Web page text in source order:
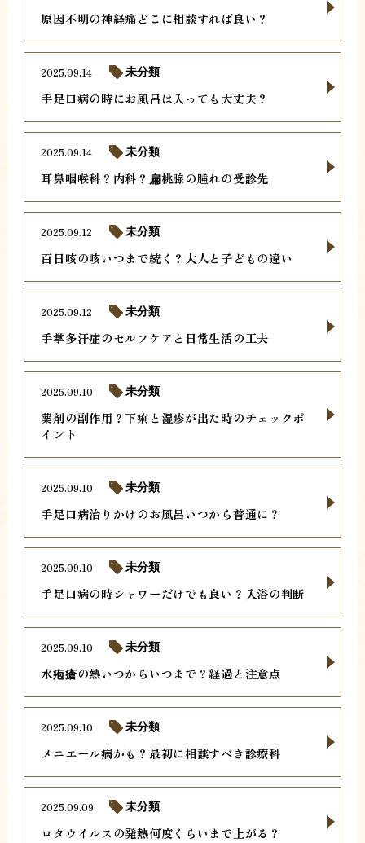
原因不明の神経痛どこに相談すれば良い？
手足口病の時にお風呂は入っても大丈夫？
2025.09.14 未分類
耳鼻咽喉科？内科？扁桃腺の腫れの受診先
2025.09.14 未分類
百日咳の咳いつまで続く？大人と子どもの違い
2025.09.12 未分類
手掌多汗症のセルフケアと日常生活の工夫
2025.09.12 未分類
薬剤の副作用？下痢と湿疹が出た時のチェックポ
イント
2025.09.10 未分類
手足口病治りかけのお風呂いつから普通に？
2025.09.10 未分類
手足口病の時シャワーだけでも良い？入浴の判断
2025.09.10 未分類
水疱瘡の熱いつからいつまで？経過と注意点
2025.09.10 未分類
メニエール病かも？最初に相談すべき診療科
2025.09.10 未分類
ロタウイルスの発熱何度くらいまで上がる？
2025.09.09 未分類